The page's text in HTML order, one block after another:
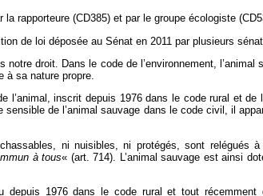
rapporteure (CD385) et par le groupe écologiste
de loi déposée au Sénat en 2011 par plusieurs
notre droit. Dans le code de l’environnement,
à sa nature propre.
l’animal, inscrit depuis 1976 dans le code rural et
de l’animal sauvage dans le code civil, il
ni nuisibles, ni protégés, sont relégués
à tous« (art. 714). L’animal sauvage est ainsi
depuis 1976 dans le code rural et tout